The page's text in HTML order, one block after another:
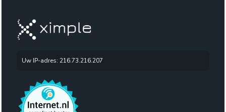
Uw IP-adres: 216.73.216.207